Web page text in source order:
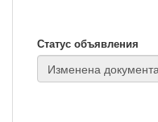
Статус объявления